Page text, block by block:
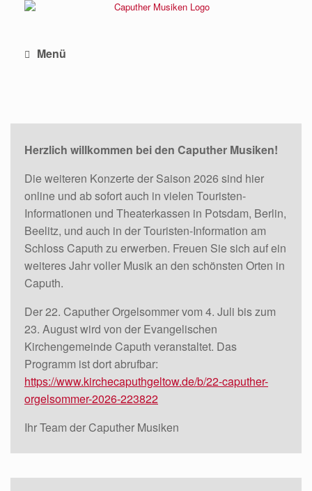
Menü
Herzlich willkommen bei den Caputher Musiken!
Die weiteren Konzerte der Saison 2026 sind hier
online und ab sofort auch in vielen Touristen-
Informationen und Theaterkassen in Potsdam, Berlin,
Beelitz, und auch in der Touristen-Information am
Schloss Caputh zu erwerben. Freuen Sie sich auf ein
weiteres Jahr voller Musik an den schönsten Orten in
Caputh.
Der 22. Caputher Orgelsommer vom 4. Juli bis zum
23. August wird von der Evangelischen
Kirchengemeinde Caputh veranstaltet. Das
Programm ist dort abrufbar:
https://www.kirchecaputhgeltow.de/b/22-caputher-
orgelsommer-2026-223822
Ihr Team der Caputher Musiken